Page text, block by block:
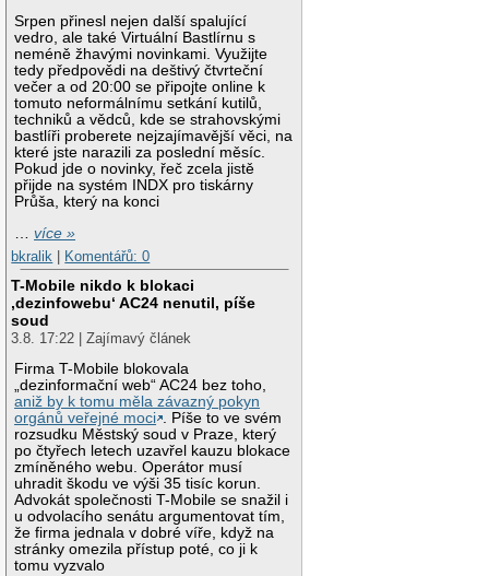
Srpen přinesl nejen další spalující
vedro, ale také Virtuální Bastlírnu s
neméně žhavými novinkami. Využijte
tedy předpovědi na deštivý čtvrteční
večer a od 20:00 se připojte online k
tomuto neformálnímu setkání kutilů,
techniků a vědců, kde se strahovskými
bastlíři proberete nejzajímavější věci, na
které jste narazili za poslední měsíc.
Pokud jde o novinky, řeč zcela jistě
přijde na systém INDX pro tiskárny
Průša, který na konci
…více »
bkralik
Komentářů: 0
T-Mobile nikdo k blokaci
‚dezinfowebu‘ AC24 nenutil, píše
soud
3.8. 17:22 | Zajímavý článek
Firma T-Mobile blokovala
„dezinformační web“ AC24 bez toho,
aniž by k tomu měla závazný pokyn
orgánů veřejné moci . Píše to ve svém
rozsudku Městský soud v Praze, který
po čtyřech letech uzavřel kauzu blokace
zmíněného webu. Operátor musí
uhradit škodu ve výši 35 tisíc korun.
Advokát společnosti T-Mobile se snažil i
u odvolacího senátu argumentovat tím,
že firma jednala v dobré víře, když na
stránky omezila přístup poté, co ji k
tomu vyzvalo